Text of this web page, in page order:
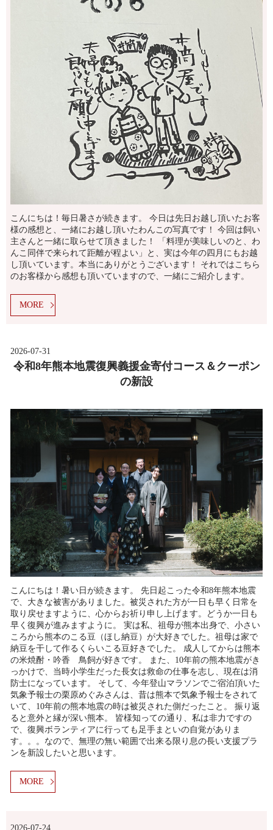
こんにちは！毎日暑さが続きます。 今日は先日お越し頂いたお客
様の感想と、一緒にお越し頂いたわんこの写真です！ 今回は飼い
主さんと一緒に取らせて頂きました！ 「料理が美味しいのと、わ
んこ同伴で来られて距離が程よい」と、実は今年の四月にもお越
し頂いています。本当にありがとうございます！ それではこちら
のお客様から感想も頂いていますので、一緒にご紹介します。
MORE
2026-07-31
令和8年熊本地震復興義援金寄付コース＆クーポン
の新設
こんにちは！暑い日が続きます。 先日起こった令和8年熊本地震
で、大きな被害がありました。被災された方が一日も早く日常を
取り戻せますように、心からお祈り申し上げます。どうか一日も
早く復興が進みますように。 実は私、祖母が熊本出身で、小さい
ころから熊本のこる豆（ほし納豆）が大好きでした。祖母は家で
納豆を干して作るくらいこる豆好きでした。 成人してからは熊本
の米焼酎・吟香 鳥飼が好きです。 また、10年前の熊本地震がき
っかけで、当時小学生だった長女は救命の仕事を志し、現在は消
防士になっています。 そして、今年登山マラソンでご宿泊頂いた
気象予報士の栗原めぐみさんは、昔は熊本で気象予報士をされて
いて、10年前の熊本地震の時は被災された側だったこと。 振り返
ると意外と縁が深い熊本。 皆様知っての通り、私は非力ですの
で、復興ボランティアに行っても足手まといの自覚がありま
す。。。なので、無理の無い範囲で出来る限り息の長い支援プラ
ンを新設したいと思います。
MORE
2026-07-24